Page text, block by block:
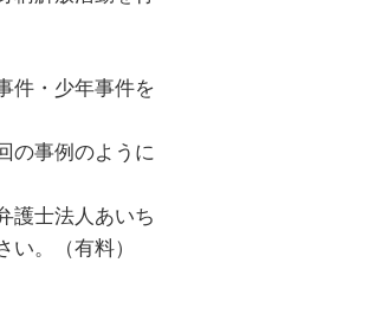
件・少年事件を
の事例のように
護士法人あいち
い。（有料）